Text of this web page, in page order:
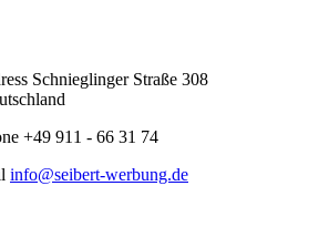
Schnieglinger Straße 308
+49 911 - 66 31 74
info@seibert-werbung.de